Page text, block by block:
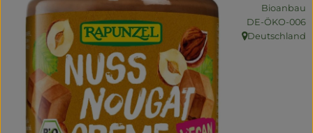
Naturwaren
Getränke
Non-Food
So geht's
Bioanbau
, Kontrollstelle:
DE-ÖKO-006
, Herkunft:
Deutschland